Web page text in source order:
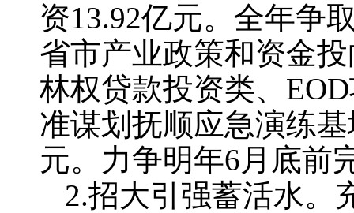
资13.92亿元。全年争
省市产业政策和资金
林权贷款投资类、
准谋划抚顺应急演练
元。力争明年6月底前
2.招大引强蓄活水。